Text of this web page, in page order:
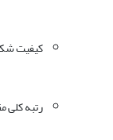
کیفیت
رتبه کلی